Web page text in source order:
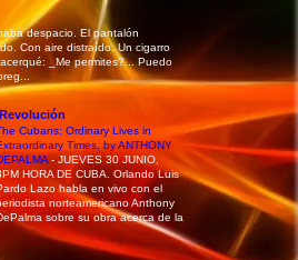
despacio. El pantalón
Con aire distraído. Un cigarro
_Me permites?... Puedo
Cubans: Ordinary Lives in
Times, by ANTHONY
- JUEVES 30 JUNIO,
HORA DE CUBA. Orlando Luis
Lazo habla en vivo con el
norteamericano Anthony
sobre su obra acerca de la